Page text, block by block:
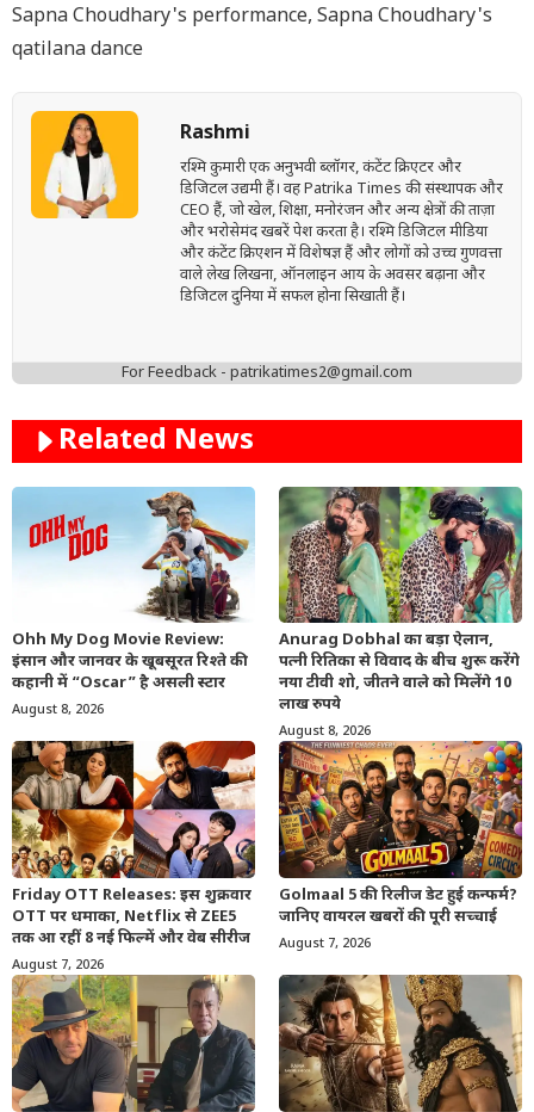
Sapna Choudhary's performance, Sapna Choudhary's
qatilana dance
Rashmi
रश्मि कुमारी एक अनुभवी ब्लॉगर, कंटेंट क्रिएटर और
डिजिटल उद्यमी हैं। वह Patrika Times की संस्थापक और
CEO हैं, जो खेल, शिक्षा, मनोरंजन और अन्य क्षेत्रों की ताज़ा
और भरोसेमंद खबरें पेश करता है। रश्मि डिजिटल मीडिया
और कंटेंट क्रिएशन में विशेषज्ञ हैं और लोगों को उच्च गुणवत्ता
वाले लेख लिखना, ऑनलाइन आय के अवसर बढ़ाना और
डिजिटल दुनिया में सफल होना सिखाती हैं।
For Feedback - patrikatimes2@gmail.com
Related News
Ohh My Dog Movie Review:
इंसान और जानवर के खूबसूरत रिश्ते की
कहानी में “Oscar” है असली स्टार
August 8, 2026
Anurag Dobhal का बड़ा ऐलान,
पत्नी रितिका से विवाद के बीच शुरू करेंगे
नया टीवी शो, जीतने वाले को मिलेंगे 10
लाख रुपये
August 8, 2026
Friday OTT Releases: इस शुक्रवार
OTT पर धमाका, Netflix से ZEE5
तक आ रहीं 8 नई फिल्में और वेब सीरीज
August 7, 2026
Golmaal 5 की रिलीज डेट हुई कन्फर्म?
जानिए वायरल खबरों की पूरी सच्चाई
August 7, 2026